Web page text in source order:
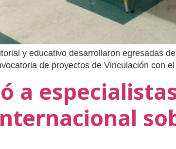
y educativo desarrollaron egresadas
de proyectos de Vinculación con
a